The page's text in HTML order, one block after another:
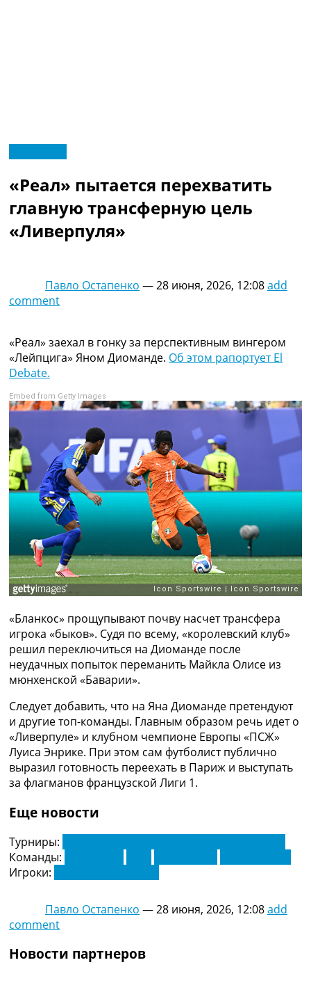
МенюНовости футбола
Видео
Трансферы
Новости футбола Украины
Логин
Рейтинги
Турниры
Чемпионат Мира
Лига Чемпионов
Испания. Ла Лига
Другие Турниры >>>
Таблицы
Таблицы групп Чемпионата Мира
Украина. Премьер-Лига
Украина. Первая Лига
Лига Чемпионов. Таблицы групп
Англия. Премьер-Лига
Испания. Ла Лига
Все таблицы >>>
Рейтинги
Рейтинг стран УЕФА
Рейтинг клубов УЕФА
Рейтинг ФИФА
ТВ программа
RU
UA
Categories
Главная
Новости футбола
Видео
Трансферы
Новости футбола Украины
Конкурс прогнозов
Логин
Рейтинги
Правила
Турниры
Украина. Первая Лига
«Реал» пытается перехватить
главную трансферную цель
«Ливерпуля»
Павло Остапенко —28 июня, 2026, 12:08add
comment
«Реал» заехал в гонку за перспективным вингером
«Лейпцига» Яном Диоманде. Об этом рапортует El
Debate.
Embed from Getty Images
«Бланкос» прощупывают почву насчет трансфера
игрока «быков». Судя по всему, «королевский клуб»
решил переключиться на Диоманде после
неудачных попыток переманить Майкла Олисе из
мюнхенской «Баварии».
Следует добавить, что на Яна Диоманде претендуют
и другие топ-команды. Главным образом речь идет о
«Ливерпуле» и клубном чемпионе Европы «ПСЖ»
Луиса Энрике. При этом сам футболист публично
выразил готовность переехать в Париж и выступать
за флагманов французской Лиги 1.
Еще новости
Турниры:
Команды:
Игроки:
Павло Остапенко —28 июня, 2026, 12:08add
comment
Новости партнеров